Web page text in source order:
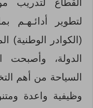
القطاع لتدريب
لتطوير
(الكوادر الوطنية)
الدولة، وأصبحت
السياحة من أهم
وظيفية واعدة